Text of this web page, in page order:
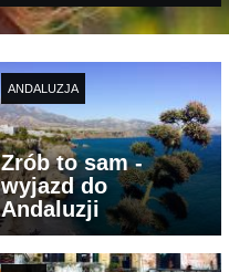
ANDALUZJA
Zrób to sam -
wyjazd do
Andaluzji